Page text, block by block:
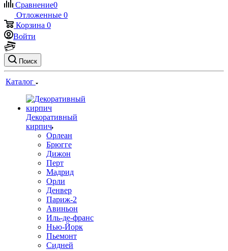
Сравнение0
Отложенные 0
Корзина 0
Войти
Поиск
Каталог
Декоративный
кирпич
Орлеан
Брюгге
Дижон
Перт
Мадрид
Орли
Денвер
Париж-2
Авиньон
Иль-де-франс
Нью-Йорк
Пьемонт
Сидней